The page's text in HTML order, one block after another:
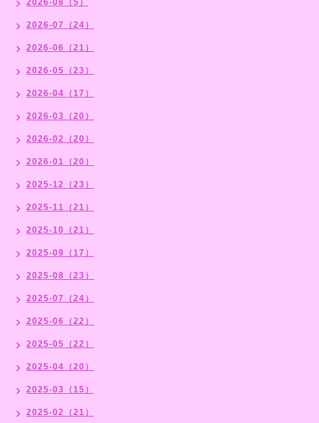
2026-07（24）
2026-06（21）
2026-05（23）
2026-04（17）
2026-03（20）
2026-02（20）
2026-01（20）
2025-12（23）
2025-11（21）
2025-10（21）
2025-09（17）
2025-08（23）
2025-07（24）
2025-06（22）
2025-05（22）
2025-04（20）
2025-03（15）
2025-02（21）